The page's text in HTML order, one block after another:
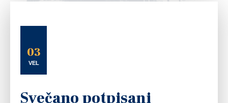
03
VEL
Svečano potpisani